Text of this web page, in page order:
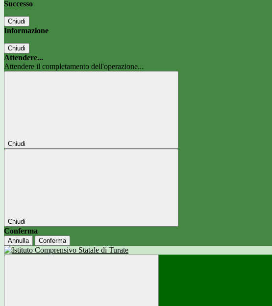
Successo
Chiudi
Informazione
Chiudi
Attendere...
Attendere il completamento dell'operazione...
Chiudi
Chiudi
Conferma
Annulla Conferma